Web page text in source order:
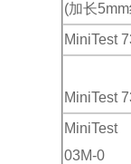
(加长
MiniTest
MiniTest
03M-0